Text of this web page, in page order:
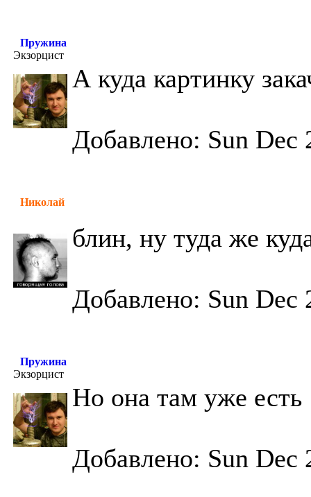
Пружина
Экзорцист
А куда картинку
Добавлено: Sun Dec
Николай
блин, ну туда же
Добавлено: Sun Dec
Пружина
Экзорцист
Но она там уже есть
Добавлено: Sun Dec